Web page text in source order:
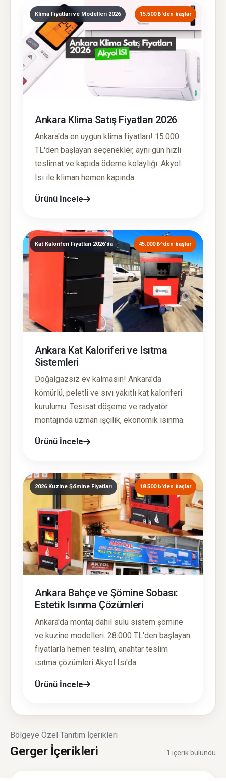
Klima Fiyatları ve Modelleri 2026 15.500 ₺'den başlar
Ankara Klima Satış Fiyatları 2026
Ankara'da en uygun klima fiyatları! 15.000
TL'den başlayan seçenekler, aynı gün hızlı
teslimat ve kapıda ödeme kolaylığı. Akyol
Isı ile kliman hemen kapında.
Ürünü İncele
Kat Kaloriferi Fiyatları 2026'da 45.000 ₺^den başlar
Ankara Kat Kaloriferi ve Isıtma
Sistemleri
Doğalgazsız ev kalmasın! Ankara'da
kömürlü, peletli ve sıvı yakıtlı kat kaloriferi
kurulumu. Tesisat döşeme ve radyatör
montajında uzman işçilik, ekonomik ısınma.
Ürünü İncele
2026 Kuzine Şömine Fiyatları 18.500 ₺'den başlar
Ankara Bahçe ve Şömine Sobası:
Estetik Isınma Çözümleri
Ankara'da montaj dahil sulu sistem şömine
ve kuzine modelleri. 28.000 TL'den başlayan
fiyatlarla hemen teslim, anahtar teslim
ısıtma çözümleri Akyol Isı'da.
Ürünü İncele
Bölgeye Özel Tanıtım İçerikleri
Gerger İçerikleri 1 içerik bulundu